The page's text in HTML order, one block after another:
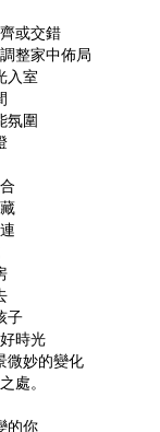
或交錯
整家中佈局
入室
氛圍
子
時光
微妙的變化
處。
的你